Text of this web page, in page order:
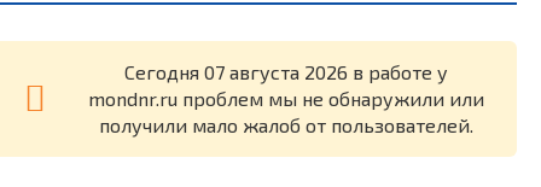
Cегодня 07 августа 2026 в работе у
mondnr.ru проблем мы не обнаружили или
получили мало жалоб от пользователей.